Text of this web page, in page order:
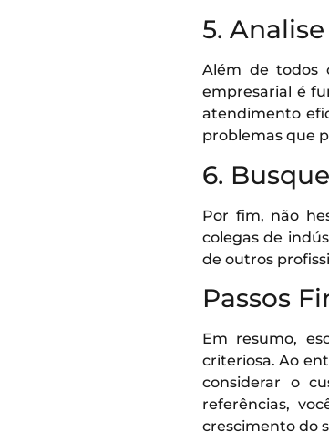
5.
Além de todos
empresarial é
atendimento
problemas que
6.
Por fim, não
colegas de
de outros
Passos
Em resumo,
criteriosa. Ao
considerar o
referências,
crescimento do